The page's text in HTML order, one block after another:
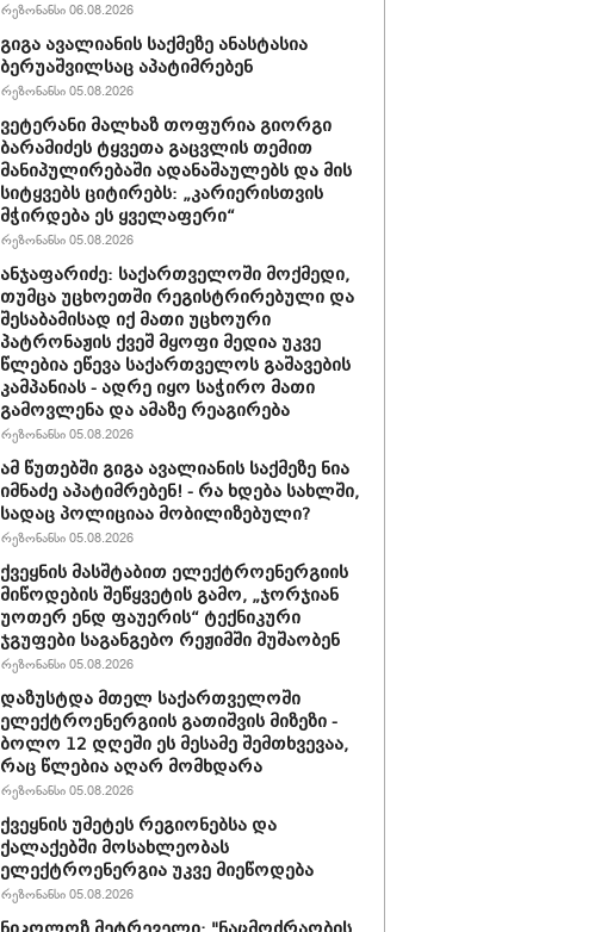
რეზონანსი 06.08.2026
გიგა ავალიანის საქმეზე ანასტასია
ბერუაშვილსაც აპატიმრებენ
რეზონანსი 05.08.2026
ვეტერანი მალხაზ თოფურია გიორგი
ბარამიძეს ტყვეთა გაცვლის თემით
მანიპულირებაში ადანაშაულებს და მის
სიტყვებს ციტირებს: „კარიერისთვის
მჭირდება ეს ყველაფერი“
რეზონანსი 05.08.2026
ანჯაფარიძე: საქართველოში მოქმედი,
თუმცა უცხოეთში რეგისტრირებული და
შესაბამისად იქ მათი უცხოური
პატრონაჟის ქვეშ მყოფი მედია უკვე
წლებია ეწევა საქართველოს გაშავების
კამპანიას - ადრე იყო საჭირო მათი
გამოვლენა და ამაზე რეაგირება
რეზონანსი 05.08.2026
ამ წუთებში გიგა ავალიანის საქმეზე ნია
იმნაძე აპატიმრებენ! - რა ხდება სახლში,
სადაც პოლიციაა მობილიზებული?
რეზონანსი 05.08.2026
ქვეყნის მასშტაბით ელექტროენერგიის
მიწოდების შეწყვეტის გამო, „ჯორჯიან
უოთერ ენდ ფაუერის“ ტექნიკური
ჯგუფები საგანგებო რეჟიმში მუშაობენ
რეზონანსი 05.08.2026
დაზუსტდა მთელ საქართველოში
ელექტროენერგიის გათიშვის მიზეზი -
ბოლო 12 დღეში ეს მესამე შემთხვევაა,
რაც წლებია აღარ მომხდარა
რეზონანსი 05.08.2026
ქვეყნის უმეტეს რეგიონებსა და
ქალაქებში მოსახლეობას
ელექტროენერგია უკვე მიეწოდება
რეზონანსი 05.08.2026